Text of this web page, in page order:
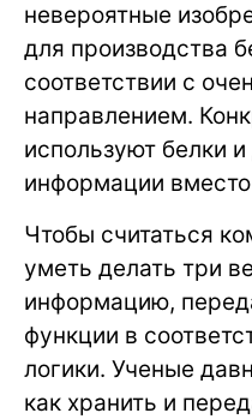
невероятные
для производства
соответствии с
направлением.
используют белки
информации
Чтобы считаться
уметь делать три
информацию,
функции в
логики. Ученые
как хранить и